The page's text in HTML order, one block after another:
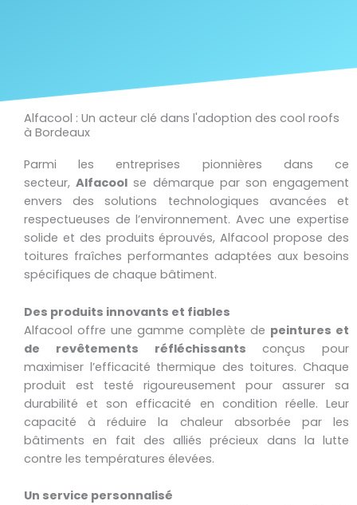
Alfacool : Un acteur clé dans l'adoption des cool roofs
à Bordeaux
Parmi les entreprises pionnières dans ce
secteur,Alfacool se démarque par son engagement
envers des solutions technologiques avancées et
respectueuses de l’environnement. Avec une expertise
solide et des produits éprouvés, Alfacool propose des
toitures fraîches performantes adaptées aux besoins
spécifiques de chaque bâtiment.
Des produits innovants et fiables
Alfacool offre une gamme complète de peintures et
de revêtements réfléchissants conçus pour
maximiser l’efficacité thermique des toitures. Chaque
produit est testé rigoureusement pour assurer sa
durabilité et son efficacité en condition réelle. Leur
capacité à réduire la chaleur absorbée par les
bâtiments en fait des alliés précieux dans la lutte
contre les températures élevées.
Un service personnalisé